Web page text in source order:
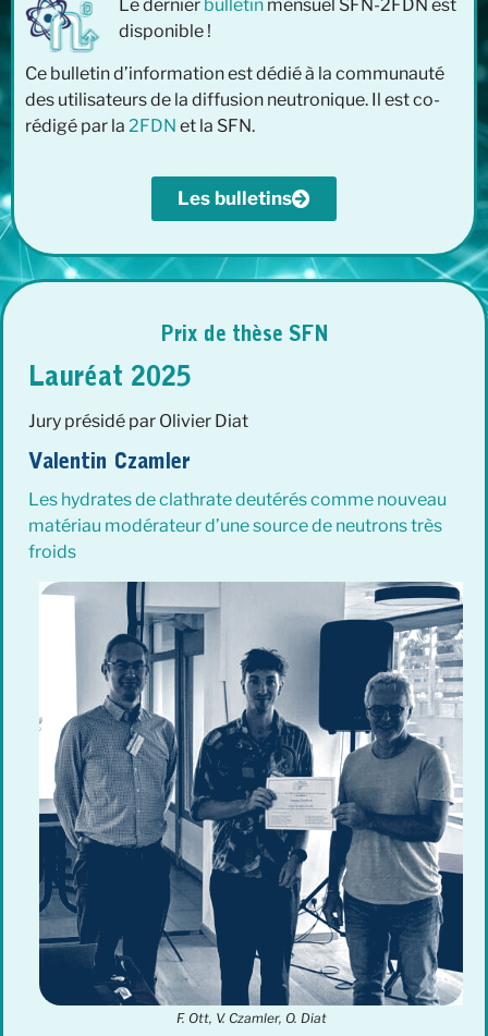
Le dernier bulletin mensuel SFN-2FDN est
disponible !
Ce bulletin d’information est dédié à la communauté
des utilisateurs de la diffusion neutronique. Il est co-
rédigé par la 2FDN et la SFN.
Les bulletins
Prix de thèse SFN
Lauréat 2025
Jury présidé par Olivier Diat
Valentin Czamler
Les hydrates de clathrate deutérés comme nouveau
matériau modérateur d’une source de neutrons très
froids
F. Ott, V. Czamler, O. Diat